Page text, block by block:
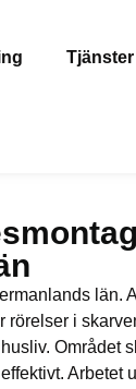
Tjänster
län.
i
Området
Arbetet